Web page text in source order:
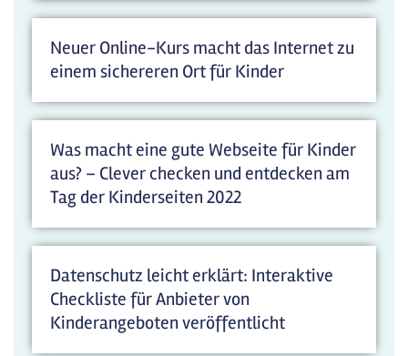
Neuer Online-Kurs macht das Internet zu
einem sichereren Ort für Kinder
Was macht eine gute Webseite für Kinder
aus? – Clever checken und entdecken am
Tag der Kinderseiten 2022
Datenschutz leicht erklärt: Interaktive
Checkliste für Anbieter von
Kinderangeboten veröffentlicht